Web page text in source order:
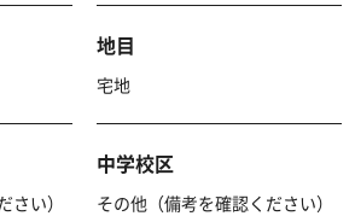
地目
宅地
さい）
中学校区
その他（備考を確認ください）